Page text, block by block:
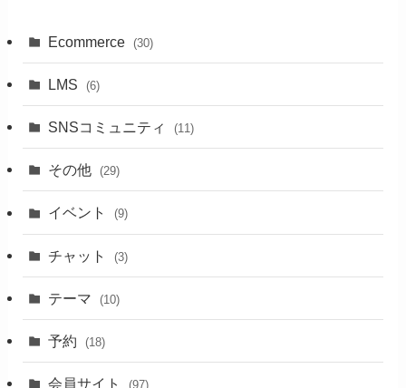
Ecommerce (30)
LMS (6)
SNSコミュニティ (11)
その他 (29)
イベント (9)
チャット (3)
テーマ (10)
予約 (18)
会員サイト (97)